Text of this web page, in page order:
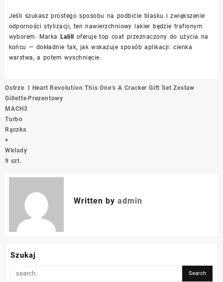
Jeśli szukasz prostego sposobu na podbicie blasku i zwiększenie
odporności stylizacji, ten nawierzchniowy lakier będzie trafionym
wyborem. Marka Lalill oferuje top coat przeznaczony do użycia na
końcu — dokładnie tak, jak wskazuje sposób aplikacji: cienka
warstwa, a potem wyschnięcie.
Nawigacja
wpisu
Ostrze
Gillette
MACH3
Turbo
Rączka
+
Wkłady
9 szt.
I Heart Revolution This One’s A Cracker Gift Set Zestaw
Prezentowy
Written by admin
Szukaj